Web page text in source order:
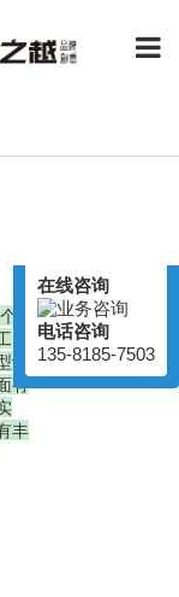
平
有
丰
在线咨询
电话咨询
135-8185-7503